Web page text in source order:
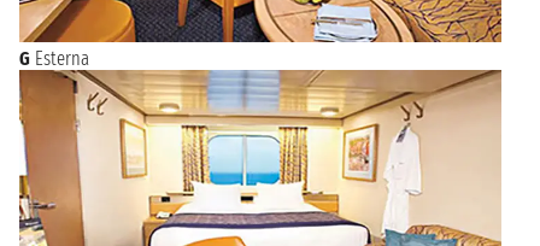
G Esterna